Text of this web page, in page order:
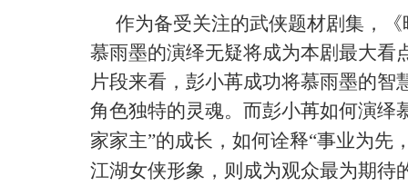
作为备受关注的武侠题材剧集，
慕雨墨的演绎无疑将成为本剧最大看
片段来看，彭小苒成功将慕雨墨的
角色独特的灵魂。而彭小苒如何演绎
家家主”的成长，如何诠释“事业为先
江湖女侠形象， 则 成为观众最为期待